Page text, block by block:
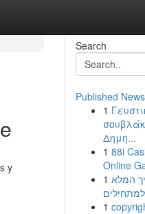
y
Search
Published News
1
Δημη...
1 88i
Online
1 המלא
למתחילים
1